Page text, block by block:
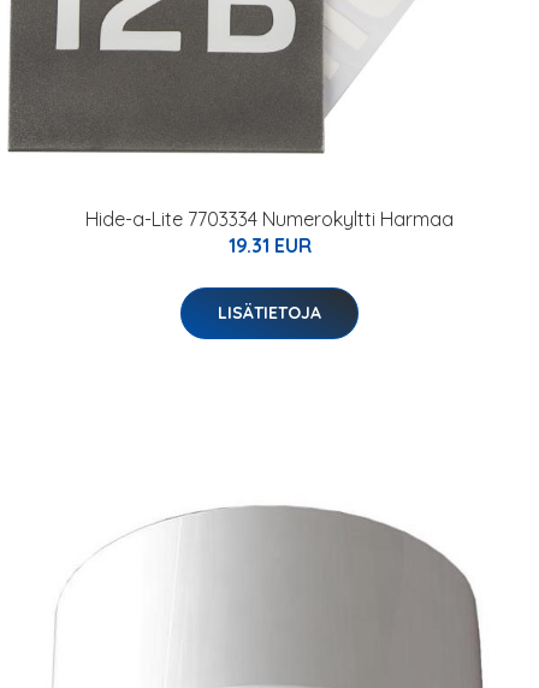
Hide-a-Lite 7703334 Numerokyltti Harmaa
19.31 EUR
LISÄTIETOJA